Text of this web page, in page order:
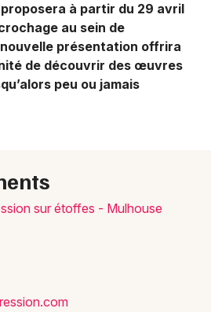
proposera à partir du 29 avril
au sein de
présentation offrira
de découvrir des œuvres
peu ou jamais
sur étoffes - Mulhouse
sion.com